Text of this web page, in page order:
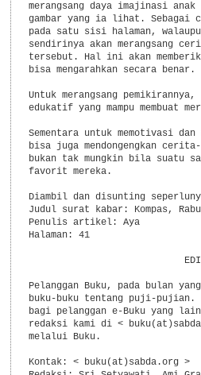
merangsang daya imajinasi anak
gambar yang ia lihat. Sebagai
pada satu sisi halaman,
sendirinya akan merangsang
tersebut. Hal ini akan
bisa mengarahkan secara
Untuk merangsang
edukatif yang mampu membuat
Sementara untuk memotivasi dan
bisa juga mendongengkan
bukan tak mungkin bila suatu
favorit mereka.
Diambil dan disunting
Judul surat kabar: Kompas,
Penulis artikel: Aya
Halaman: 41
Pelanggan Buku, pada bulan
buku-buku tentang puji-pujian.
bagi pelanggan e-Buku yang
redaksi kami di <
melalui Buku.
Kontak: < buku(at)sabda.org >